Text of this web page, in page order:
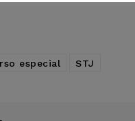
especial STJ